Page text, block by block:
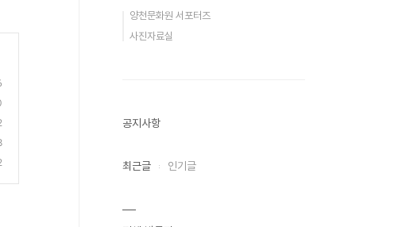
양천문화원 서포터즈
사진자료실
공지사항
최근글 인기글